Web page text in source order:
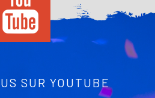
SUR YOUTUBE